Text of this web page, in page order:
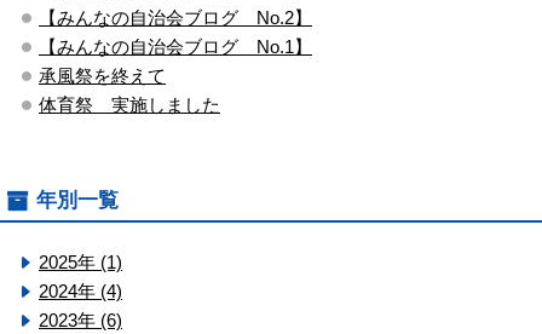
【みんなの自治会ブログ No.2】
【みんなの自治会ブログ No.1】
承風祭を終えて
体育祭 実施しました
年別一覧
2025年 (1)
2024年 (4)
2023年 (6)